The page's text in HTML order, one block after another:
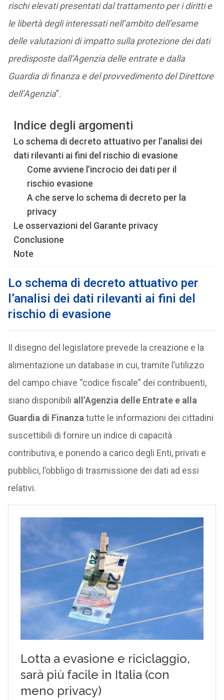
rischi elevati presentati dal trattamento per i diritti e
le libertà degli interessati nell’ambito dell’esame
delle valutazioni di impatto sulla protezione dei dati
predisposte dall’Agenzia delle entrate e dalla
Guardia di finanza e del provvedimento del Direttore
dell’Agenzia”.
Indice degli argomenti
Lo schema di decreto attuativo per l’analisi dei
dati rilevanti ai fini del rischio di evasione
Come avviene l’incrocio dei dati per il
rischio evasione
A che serve lo schema di decreto per la
privacy
Le osservazioni del Garante privacy
Conclusione
Note
Lo schema di decreto attuativo per
l’analisi dei dati rilevanti ai fini del
rischio di evasione
Il disegno del legislatore prevede la creazione e la
alimentazione un database in cui, tramite l’utilizzo
del campo chiave “codice fiscale” dei contribuenti,
siano disponibili all’Agenzia delle Entrate e alla
Guardia di Finanza tutte le informazioni dei cittadini
suscettibili di fornire un indice di capacità
contributiva, e ponendo a carico degli Enti, privati e
pubblici, l’obbligo di trasmissione dei dati ad essi
relativi.